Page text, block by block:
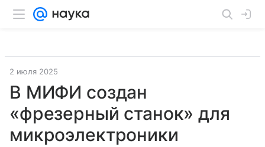
2 июля 2025
В МИФИ создан
«фрезерный станок» для
микроэлектроники